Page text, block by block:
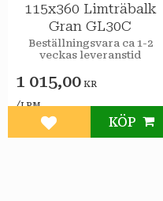
115x360 Limträbalk
Gran GL30C
Beställningsvara ca 1-2
veckas leveranstid
1 015,00 KR
/LPM
Lägg till i favoriter
KÖP